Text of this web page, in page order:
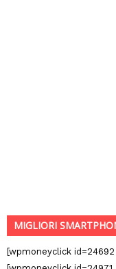
MIGLIORI
[wpmoneyclick